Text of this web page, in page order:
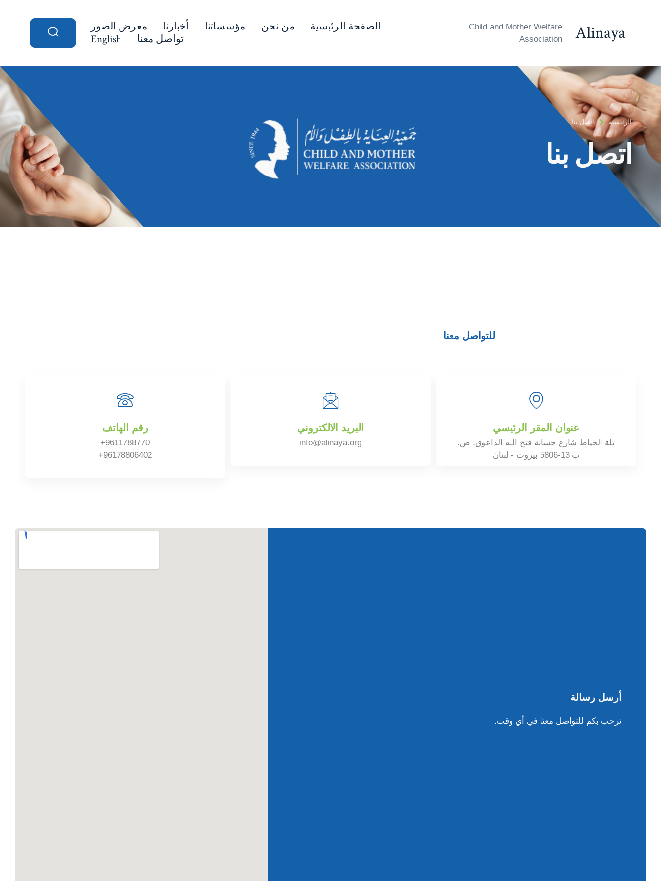
Alinaya
Child and Mother Welfare
Association
الصفحة الرئيسية من نحن مؤسساتنا أخبارنا
معرض الصور
تواصل معنا
English
الرئيسية اتصل بنا
اتصل بنا
للتواصل معنا
عنوان المقر الرئيسي
تلة الخياط شارع حسانة فتح الله الداعوق, ص.
ب 13-5806 بيروت - لبنان
البريد الالكتروني
info@alinaya.org
رقم الهاتف
9611788770+
96178806402+
أرسل رسالة
نرحب بكم للتواصل معنا في أي وقت.